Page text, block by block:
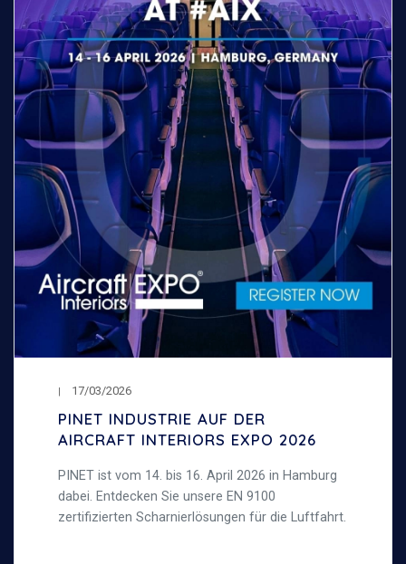
17/03/2026
PINET INDUSTRIE AUF DER
AIRCRAFT INTERIORS EXPO 2026
PINET ist vom 14. bis 16. April 2026 in Hamburg
dabei. Entdecken Sie unsere EN 9100
zertifizierten Scharnierlösungen für die Luftfahrt.